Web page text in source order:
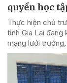
quyền học
Thực hiện chủ
tỉnh Gia Lai đang
mạng lưới